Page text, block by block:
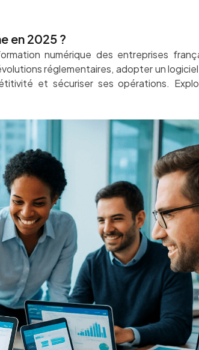
en 2025 ?
numérique des entreprises
réglementaires, adopter un
et sécuriser ses opérations.